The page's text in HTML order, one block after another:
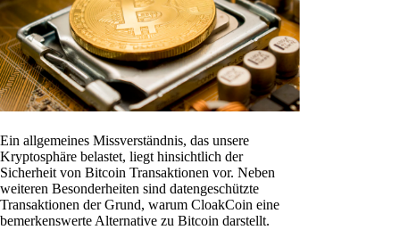
Ein allgemeines Missverständnis, das unsere
Kryptosphäre belastet, liegt hinsichtlich der
Sicherheit von Bitcoin Transaktionen vor. Neben
weiteren Besonderheiten sind datengeschützte
Transaktionen der Grund, warum CloakCoin eine
bemerkenswerte Alternative zu Bitcoin darstellt.